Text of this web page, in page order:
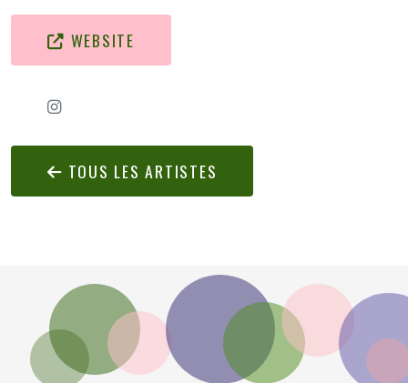
WEBSITE
TOUS LES ARTISTES